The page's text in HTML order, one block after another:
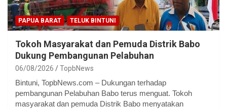
PAPUA BARAT TELUK BINTUNI
Tokoh Masyarakat dan Pemuda Distrik Babo
Dukung Pembangunan Pelabuhan
06/08/2026 TopbNews
Bintuni, TopbNews.com – Dukungan terhadap
pembangunan Pelabuhan Babo terus menguat. Tokoh
masyarakat dan pemuda Distrik Babo menyatakan